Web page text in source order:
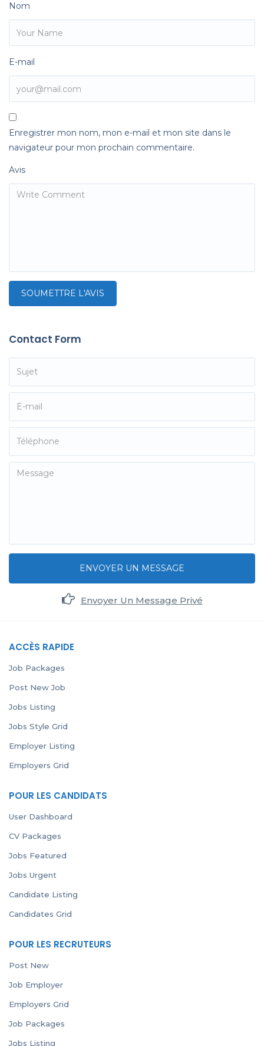
Nom
E-mail
Enregistrer mon nom, mon e-mail et mon site dans le
navigateur pour mon prochain commentaire.
Avis
Contact Form
ENVOYER UN MESSAGE
Envoyer Un Message Privé
ACCÈS RAPIDE
Job Packages
Post New Job
Jobs Listing
Jobs Style Grid
Employer Listing
Employers Grid
POUR LES CANDIDATS
User Dashboard
CV Packages
Jobs Featured
Jobs Urgent
Candidate Listing
Candidates Grid
POUR LES RECRUTEURS
Post New
Job Employer
Employers Grid
Job Packages
Jobs Listing